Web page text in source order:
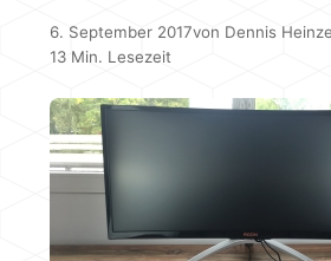
6. September 2017von Dennis Heinze
13 Min. Lesezeit